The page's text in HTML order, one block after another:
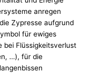
anregen
Zypresse aufgrund
für ewiges
bei Flüssigkeitsverlust
…), für die